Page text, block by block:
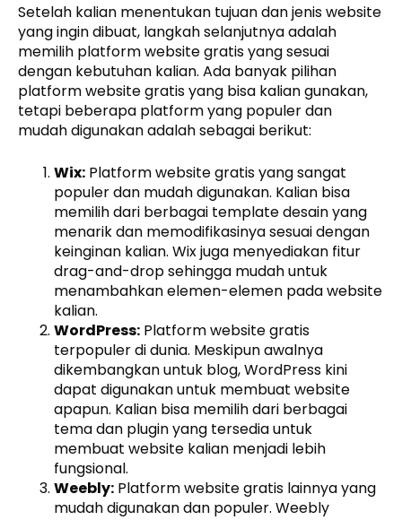
Setelah kalian menentukan tujuan dan jenis website
yang ingin dibuat, langkah selanjutnya adalah
memilih platform website gratis yang sesuai
dengan kebutuhan kalian. Ada banyak pilihan
platform website gratis yang bisa kalian gunakan,
tetapi beberapa platform yang populer dan
mudah digunakan adalah sebagai berikut:
Wix: Platform website gratis yang sangat
populer dan mudah digunakan. Kalian bisa
memilih dari berbagai template desain yang
menarik dan memodifikasinya sesuai dengan
keinginan kalian. Wix juga menyediakan fitur
drag-and-drop sehingga mudah untuk
menambahkan elemen-elemen pada website
kalian.
WordPress: Platform website gratis
terpopuler di dunia. Meskipun awalnya
dikembangkan untuk blog, WordPress kini
dapat digunakan untuk membuat website
apapun. Kalian bisa memilih dari berbagai
tema dan plugin yang tersedia untuk
membuat website kalian menjadi lebih
fungsional.
Weebly: Platform website gratis lainnya yang
mudah digunakan dan populer. Weebly